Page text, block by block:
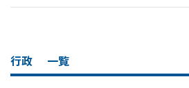
行政 一覧